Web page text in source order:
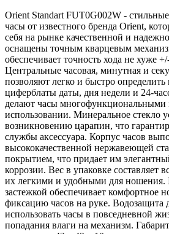
Orient Standart FUT0G002W -
часы от известного бренда Orient,
себя на рынке качественной и
оснащены точным кварцевым
обеспечивает точность хода не хуже
Центральные часовая, минутная и
позволяют легко и быстро
циферблаты даты, дня недели и 24-
делают часы
использовании. Минеральное стекло
возникновению царапин, что
службы аксессуара. Корпус часов
высококачественной нержавеющей
покрытием, что придает им
коррозии. Вес в упаковке составляет
их легкими и удобными для
застежкой обеспечивает комфортное
фиксацию часов на руке. Водозащита
использовать часы в повседневной
попадания влаги на механизм.